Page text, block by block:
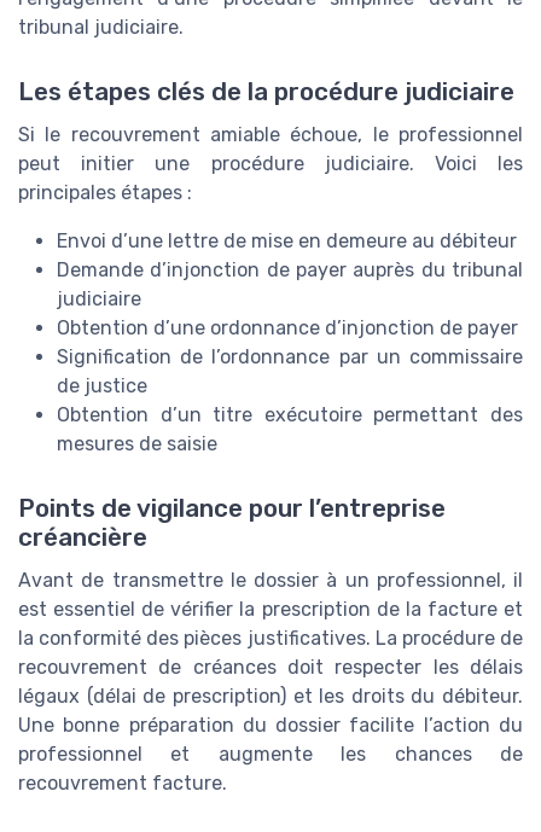
tribunal judiciaire.
Les étapes clés de la procédure judiciaire
Si le recouvrement amiable échoue, le professionnel
peut initier une procédure judiciaire. Voici les
principales étapes :
Envoi d’une lettre de mise en demeure au débiteur
Demande d’injonction de payer auprès du tribunal
judiciaire
Obtention d’une ordonnance d’injonction de payer
Signification de l’ordonnance par un commissaire
de justice
Obtention d’un titre exécutoire permettant des
mesures de saisie
Points de vigilance pour l’entreprise
créancière
Avant de transmettre le dossier à un professionnel, il
est essentiel de vérifier la prescription de la facture et
la conformité des pièces justificatives. La procédure de
recouvrement de créances doit respecter les délais
légaux (délai de prescription) et les droits du débiteur.
Une bonne préparation du dossier facilite l’action du
professionnel et augmente les chances de
recouvrement facture.